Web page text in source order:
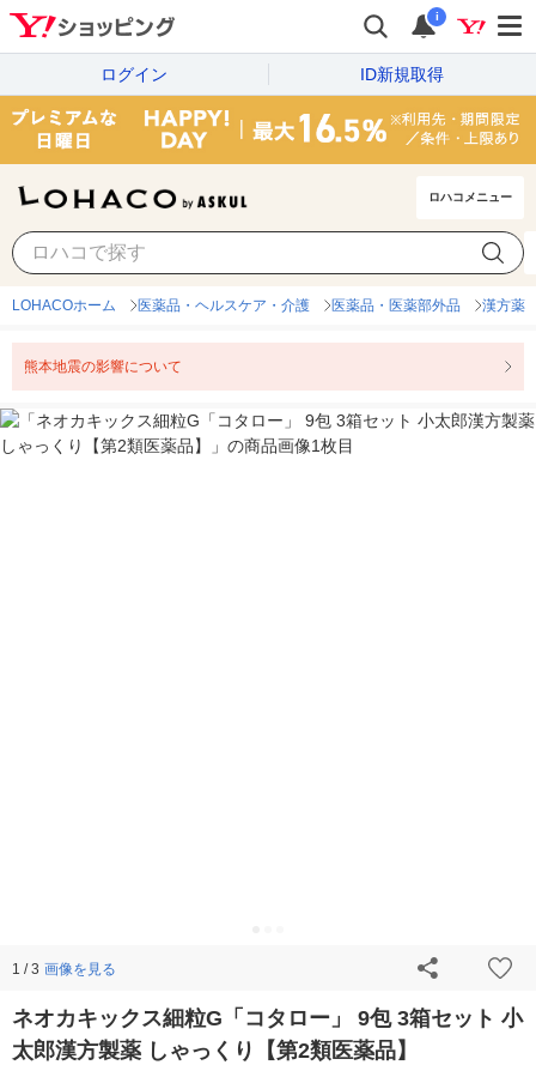
i
ログイン ID新規取得
ロハコメニュー
LOHACOホーム 医薬品・ヘルスケア・介護 医薬品・医薬部外品 漢方薬
熊本地震の影響について
1 / 3 画像を見る
ネオカキックス細粒G「コタロー」 9包 3箱セット 小
太郎漢方製薬 しゃっくり【第2類医薬品】